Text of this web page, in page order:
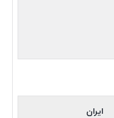
ایران